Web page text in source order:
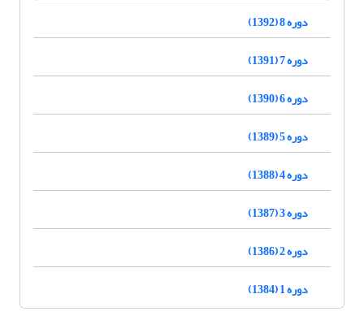
دوره 8 (1392)
دوره 7 (1391)
دوره 6 (1390)
دوره 5 (1389)
دوره 4 (1388)
دوره 3 (1387)
دوره 2 (1386)
دوره 1 (1384)